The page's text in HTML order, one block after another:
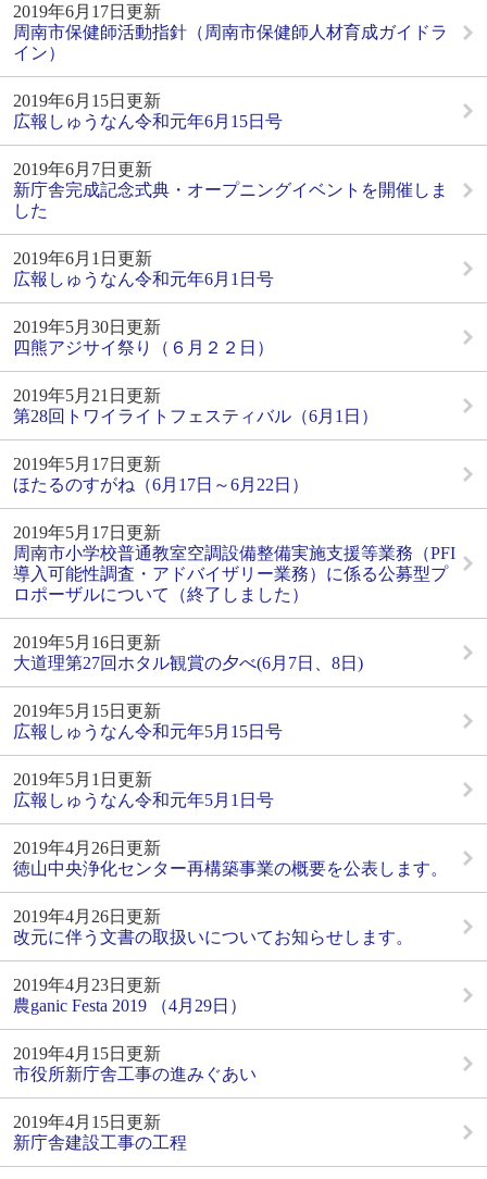
2019年6月17日更新
周南市保健師活動指針（周南市保健師人材育成ガイドラ
イン）
2019年6月15日更新
広報しゅうなん令和元年6月15日号
2019年6月7日更新
新庁舎完成記念式典・オープニングイベントを開催しま
した
2019年6月1日更新
広報しゅうなん令和元年6月1日号
2019年5月30日更新
四熊アジサイ祭り（６月２２日）
2019年5月21日更新
第28回トワイライトフェスティバル（6月1日）
2019年5月17日更新
ほたるのすがね（6月17日～6月22日）
2019年5月17日更新
周南市小学校普通教室空調設備整備実施支援等業務（PFI
導入可能性調査・アドバイザリー業務）に係る公募型プ
ロポーザルについて（終了しました）
2019年5月16日更新
大道理第27回ホタル観賞の夕べ(6月7日、8日)
2019年5月15日更新
広報しゅうなん令和元年5月15日号
2019年5月1日更新
広報しゅうなん令和元年5月1日号
2019年4月26日更新
徳山中央浄化センター再構築事業の概要を公表します。
2019年4月26日更新
改元に伴う文書の取扱いについてお知らせします。
2019年4月23日更新
農ganic Festa 2019 （4月29日）
2019年4月15日更新
市役所新庁舎工事の進みぐあい
2019年4月15日更新
新庁舎建設工事の工程